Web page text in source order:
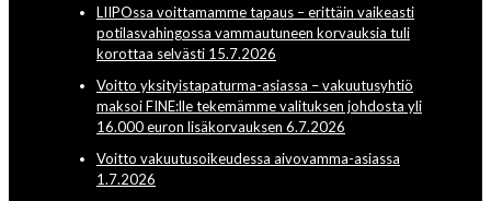
LIIPOssa voittamamme tapaus – erittäin vaikeasti
potilasvahingossa vammautuneen korvauksia tuli
korottaa selvästi 15.7.2026
Voitto yksityistapaturma-asiassa – vakuutusyhtiö
maksoi FINE:lle tekemämme valituksen johdosta yli
16.000 euron lisäkorvauksen 6.7.2026
Voitto vakuutusoikeudessa aivovamma-asiassa
1.7.2026